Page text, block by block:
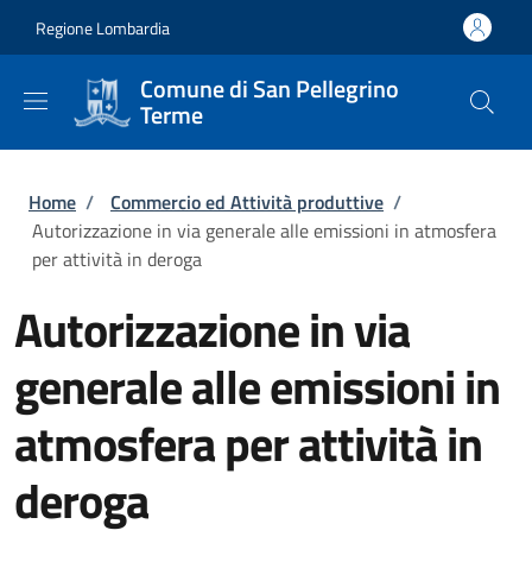
Regione Lombardia
Comune di San Pellegrino
Terme
Briciole di pane
Home / Commercio ed Attività produttive /
Autorizzazione in via generale alle emissioni in atmosfera
per attività in deroga
Autorizzazione in via
generale alle emissioni in
atmosfera per attività in
deroga